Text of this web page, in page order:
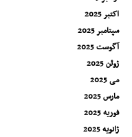
اکتبر 2025
سپتامبر 2025
آگوست 2025
ژوئن 2025
می 2025
مارس 2025
فوریه 2025
ژانویه 2025